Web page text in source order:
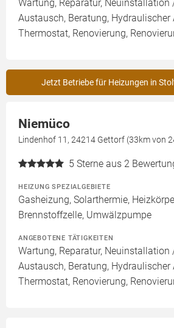
Wartung, Reparatur, Neuinstallation
Austausch, Beratung, Hydraulischer
Thermostat, Renovierung,
Jetzt Betriebe für Heizungen in
Niemüco
Lindenhof 11, 24214 Gettorf (33km von
5 Sterne aus 2
HEIZUNG SPEZIALGEBIETE
Gasheizung, Solarthermie,
Brennstoffzelle, Umwälzpumpe
ANGEBOTENE TÄTIGKEITEN
Wartung, Reparatur, Neuinstallation
Austausch, Beratung, Hydraulischer
Thermostat, Renovierung,